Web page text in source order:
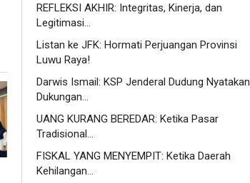
REFLEKSI AKHIR: Integritas, Kinerja, dan
Legitimasi…
Listan ke JFK: Hormati Perjuangan Provinsi
Luwu Raya!
Darwis Ismail: KSP Jenderal Dudung Nyatakan
Dukungan…
UANG KURANG BEREDAR: Ketika Pasar
Tradisional…
FISKAL YANG MENYEMPIT: Ketika Daerah
Kehilangan…